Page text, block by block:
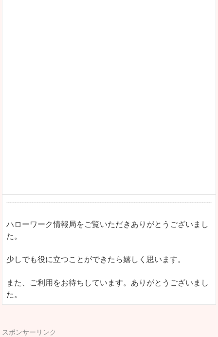
ハローワーク情報局をご覧いただきありがとうございまし
た。
少しでも役に立つことができたら嬉しく思います。
また、ご利用をお待ちしています。ありがとうございまし
た。
スポンサーリンク